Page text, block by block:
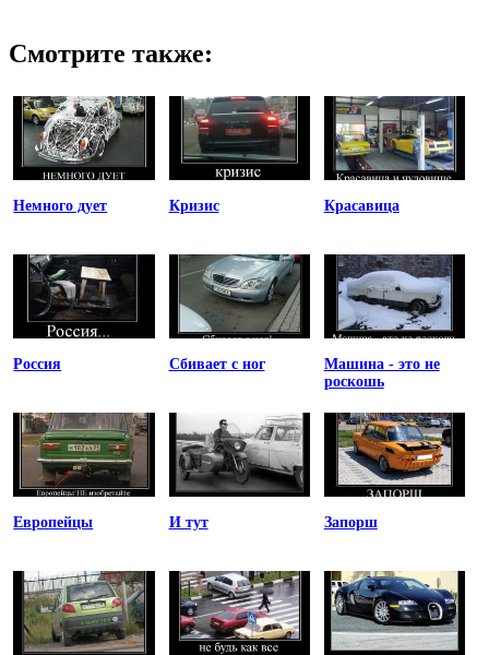
Смотрите также:
Немного дует Кризис Красавица
Россия Сбивает с ног
Машина - это не
роскошь
Европейцы И тут Запорш